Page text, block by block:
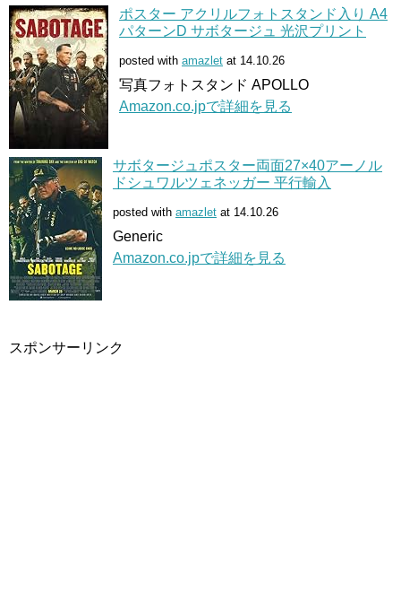
ポスター アクリルフォトスタンド入り A4
パターンD サボタージュ 光沢プリント
posted with amazlet at 14.10.26
写真フォトスタンド APOLLO
Amazon.co.jpで詳細を見る
サボタージュポスター両面27×40アーノル
ドシュワルツェネッガー 平行輸入
posted with amazlet at 14.10.26
Generic
Amazon.co.jpで詳細を見る
スポンサーリンク